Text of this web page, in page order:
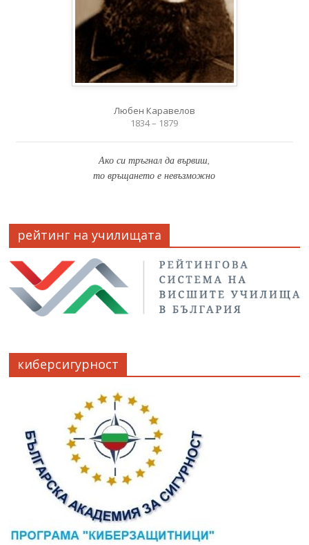
Любен Каравелов
1834 – 1879
Ако си тръгнал да вървиш,
то връщането е невъзможно
рейтинг на училищата
киберсигурност